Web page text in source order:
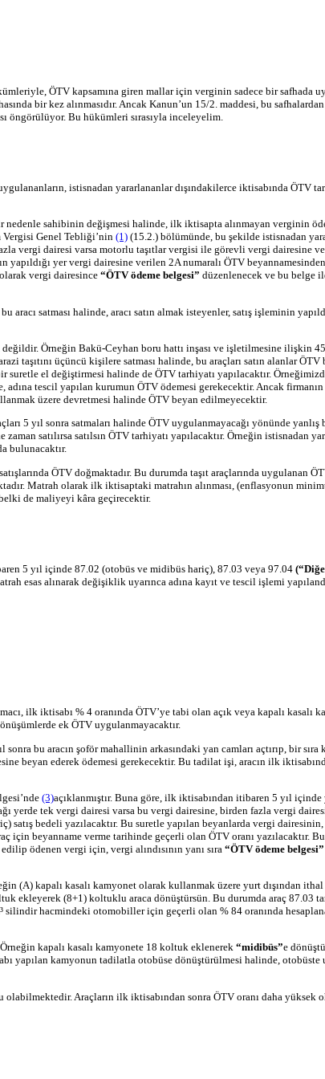
ÖTV kapsamına giren mallar için verginin sadece bir safhada
bir kez alınmasıdır. Ancak Kanun’un 15/2. maddesi, bu
öngörülüyor. Bu hükümleri sırasıyla inceleyelim.
istisnadan yararlananlar dışındakilerce iktisabında ÖTV
sahibinin değişmesi halinde, ilk iktisapta alınmayan verginin
Vergisi Genel Tebliği’nin (1) (15.2.) bölümünde, bu şekilde istisnadan
vergi dairesi varsa motorlu taşıtlar vergisi ile görevli vergi dairesine
yapıldığı yer vergi dairesine verilen 2A numaralı ÖTV
vergi dairesince “ÖTV ödeme belgesi” düzenlenecek ve bu belge
satması halinde, aracı satın almak isteyenler, satış işleminin
değildir. Örneğin Bakü-Ceyhan boru hattı inşası ve işletilmesine ilişkin
taşıtını üçüncü kişilere satması halinde, bu araçları satın alanlar
el değiştirmesi halinde de ÖTV tarhiyatı yapılacaktır.
tescil yapılan kurumun ÖTV ödemesi gerekecektir. Ancak firmanın
üzere devretmesi halinde ÖTV beyan edilmeyecektir.
5 yıl sonra satmaları halinde ÖTV uygulanmayacağı yönünde
satılırsa satılsın ÖTV tarhiyatı yapılacaktır. Örneğin istisnadan
bulunacaktır.
ÖTV doğmaktadır. Bu durumda taşıt araçlarında uygulanan
Matrah olarak ilk iktisaptaki matrahın alınması, (enflasyonun
de maliyeyi kâra geçirecektir.
5 yıl içinde 87.02 (otobüs ve midibüs hariç), 87.03 veya 97.04
esas alınarak değişiklik uyarınca adına kayıt ve tescil işlemi
ilk iktisabı % 4 oranında ÖTV’ye tabi olan açık veya kapalı kasalı
ek ÖTV uygulanmayacaktır.
bu aracın şoför mahallinin arkasındaki yan camları açtırıp, bir
beyan ederek ödemesi gerekecektir. Bu tadilat işi, aracın ilk
(3)açıklanmıştır. Buna göre, ilk iktisabından itibaren 5 yıl
yerde tek vergi dairesi varsa bu vergi dairesine, birden fazla vergi
satış bedeli yazılacaktır. Bu suretle yapılan beyanlarda vergi
beyanname verme tarihinde geçerli olan ÖTV oranı yazılacaktır.
ödenen vergi için, vergi alındısının yanı sıra “ÖTV ödeme belgesi”
(A) kapalı kasalı kamyonet olarak kullanmak üzere yurt dışından
ekleyerek (8+1) koltuklu araca dönüştürsün. Bu durumda araç 87.03
silindir hacmindeki otomobiller için geçerli olan % 84 oranında
kapalı kasalı kamyonete 18 koltuk eklenerek “midibüs”e
yapılan kamyonun tadilatla otobüse dönüştürülmesi halinde, otobüste
Araçların ilk iktisabından sonra ÖTV oranı daha yüksek